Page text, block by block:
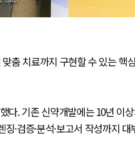
춤 치료까지 구현할 수 있는 핵
다. 기존 신약개발에는 10년 이
·검증·분석·보고서 작성까지